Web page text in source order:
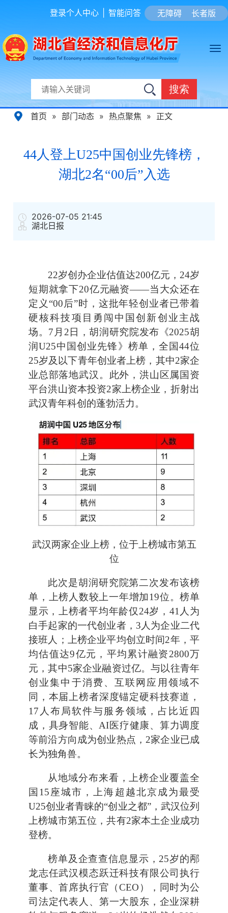
无障碍 长者版
登录个人中心 智能问答
搜索
首页 » 部门动态 » 热点聚焦 » 正文
44人登上U25中国创业先锋榜，
湖北2名“00后”入选
2026-07-05 21:45
湖北日报
22岁创办企业估值达200亿元，24岁
短期就拿下20亿元融资——当大众还在
定义“00后”时，这批年轻创业者已带着
硬核科技项目勇闯中国创新创业主战
场。7月2日，胡润研究院发布《2025胡
润U25中国创业先锋》榜单，全国44位
25岁及以下青年创业者上榜，其中2家企
业总部落地武汉。此外，洪山区属国资
平台洪山资本投资2家上榜企业，折射出
武汉青年科创的蓬勃活力。
武汉两家企业上榜，位于上榜城市第五
位
此次是胡润研究院第二次发布该榜
单，上榜人数较上一年增加19位。榜单
显示，上榜者平均年龄仅24岁，41人为
白手起家的一代创业者，3人为企业二代
接班人；上榜企业平均创立时间2年，平
均估值达9亿元，平均累计融资2800万
元，其中5家企业融资过亿。与以往青年
创业集中于消费、互联网应用领域不
同，本届上榜者深度锚定硬科技赛道，
17人布局软件与服务领域，占比近四
成，具身智能、AI医疗健康、算力调度
等前沿方向成为创业热点，2家企业已成
长为独角兽。
从地域分布来看，上榜企业覆盖全
国15座城市，上海超越北京成为最受
U25创业者青睐的“创业之都”，武汉位列
上榜城市第五位，共有2家本土企业成功
登榜。
榜单及企查查信息显示，25岁的邴
龙志任武汉模态跃迁科技有限公司执行
董事、首席执行官（CEO），同时为公
司法定代表人、第一大股东，企业深耕